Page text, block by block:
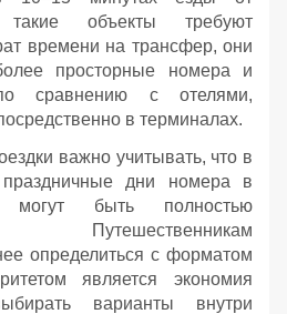
объекты требуют
времени на трансфер, они
просторные номера и
сравнению с отелями,
в терминалах.
важно учитывать, что в
дни номера в
могут быть полностью
Путешественникам
определиться с форматом
является экономия
варианты внутри